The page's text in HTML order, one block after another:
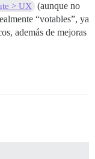
> UX (aunque no
“votables”, ya
además de mejoras